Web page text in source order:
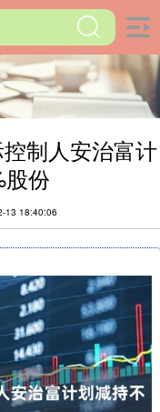
制人安治富计
份
13 18:40:06